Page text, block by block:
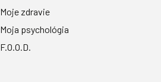
Moje zdravie
Moja psychológia
F.O.O.D.